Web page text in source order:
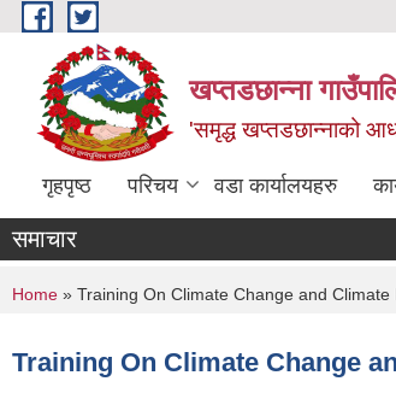
Skip to main content
खप्तडछान्ना
'समृद्ध खप्तडछान्नाको
गृहपृष्ठ परिचय वडा कार्यालयहरु
समाचार
You are here
Home » Training On Climate Change and
Training On Climate Change